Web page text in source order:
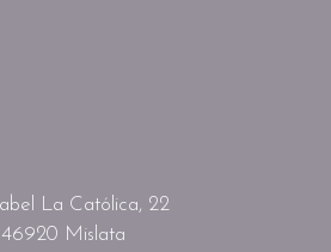
La Católica, 22
46920 Mislata